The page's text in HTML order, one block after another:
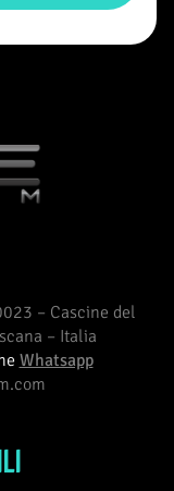
– Cascine del
– Italia
Whatsapp